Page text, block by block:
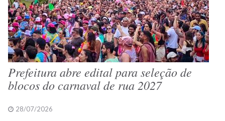
Prefeitura abre edital para seleção de
blocos do carnaval de rua 2027
28/07/2026